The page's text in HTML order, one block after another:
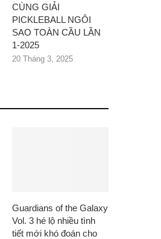
CÙNG GIẢI
PICKLEBALL NGÔI
SAO TOÀN CẦU LẦN
1-2025
20 Tháng 3, 2025
Guardians of the Galaxy
Vol. 3 hé lộ nhiều tình
tiết mới khó đoán cho